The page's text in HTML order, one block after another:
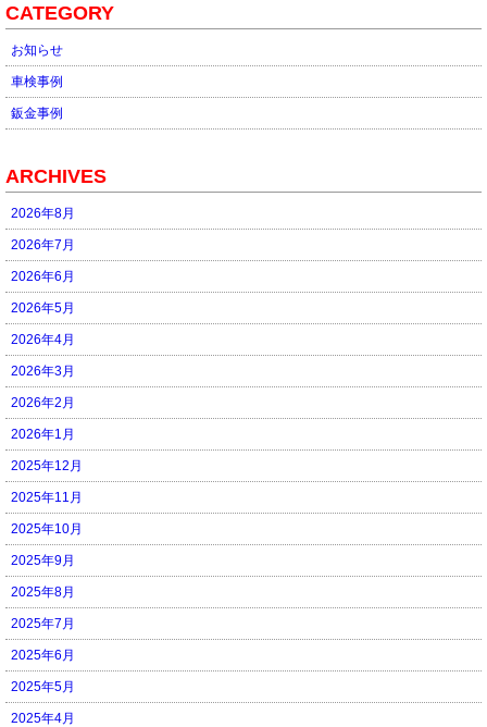
CATEGORY
お知らせ
車検事例
鈑金事例
ARCHIVES
2026年8月
2026年7月
2026年6月
2026年5月
2026年4月
2026年3月
2026年2月
2026年1月
2025年12月
2025年11月
2025年10月
2025年9月
2025年8月
2025年7月
2025年6月
2025年5月
2025年4月